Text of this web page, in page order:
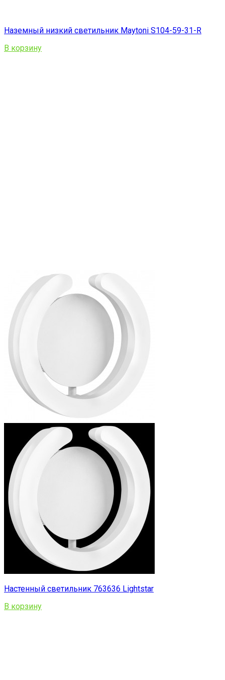
Наземный низкий светильник Maytoni S104-59-31-R
В корзину
Настенный светильник 763636 Lightstar
В корзину